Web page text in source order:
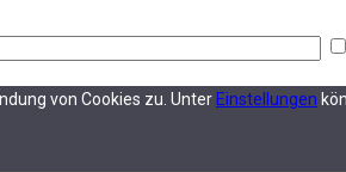
von Cookies zu. Unter Einstellungen